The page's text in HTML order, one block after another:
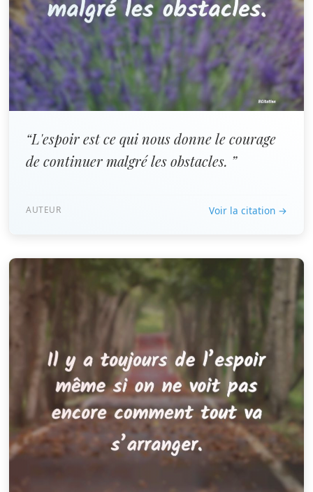
“L'espoir est ce qui nous donne le courage
de continuer malgré les obstacles. ”
AUTEUR Voir la citation →